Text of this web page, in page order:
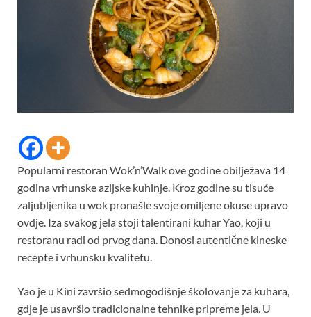
Popularni restoran Wok’n’Walk ove godine obilježava 14
godina vrhunske azijske kuhinje. Kroz godine su tisuće
zaljubljenika u wok pronašle svoje omiljene okuse upravo
ovdje. Iza svakog jela stoji talentirani kuhar Yao, koji u
restoranu radi od prvog dana. Donosi autentične kineske
recepte i vrhunsku kvalitetu.
Yao je u Kini završio sedmogodišnje školovanje za kuhara,
gdje je usavršio tradicionalne tehnike pripreme jela. U